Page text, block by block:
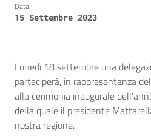
Data:
15 Settembre 2023
Lunedì 18 settembre una
parteciperà, in rappresentanza
alla cerimonia inaugurale
della quale il presidente
nostra regione.